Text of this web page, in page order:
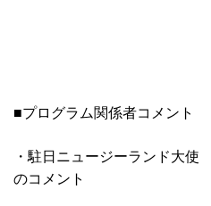
■プログラム関係者コメント
・駐日ニュージーランド大
のコメント